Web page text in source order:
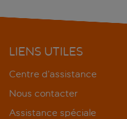
LIENS UTILES
Centre d’assistance
Nous contacter
Assistance spéciale